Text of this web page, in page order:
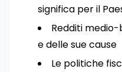
significa per il
Redditi medio-
e delle sue cause
Le politiche